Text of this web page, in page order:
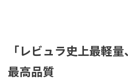
「レビュラ史上最軽
最高品質